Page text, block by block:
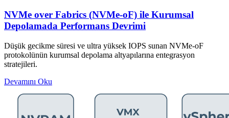
NVMe over Fabrics (NVMe-oF) ile Kurumsal
Depolamada Performans Devrimi
Düşük gecikme süresi ve ultra yüksek IOPS sunan NVMe-oF
protokolünün kurumsal depolama altyapılarına entegrasyon
stratejileri.
Devamını Oku